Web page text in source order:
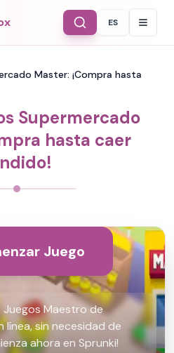
Select
ES
Master: ¡Compra hasta
Supermercado
hasta caer
Juego
Juegos Maestro de
línea, sin necesidad de
ahora en Sprunki!